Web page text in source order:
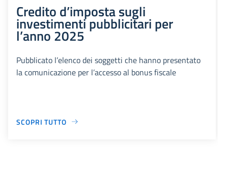
Credito d’imposta sugli
investimenti pubblicitari per
l’anno 2025
Pubblicato l’elenco dei soggetti che hanno presentato
la comunicazione per l’accesso al bonus fiscale
SCOPRI TUTTO